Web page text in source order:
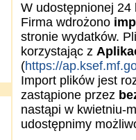
W udostępnionej 24
Firma wdrożono
stronie wydatków.
korzystając z
(https://
Import plików jest
zastąpione przez
nastąpi w kwietniu-
udostępnimy